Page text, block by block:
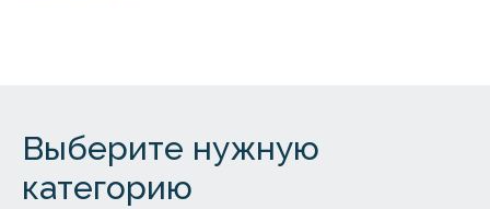
Выберите нужную
категорию